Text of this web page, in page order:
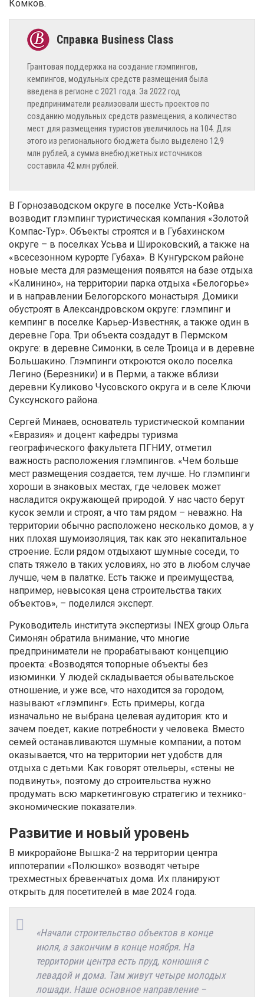
Комков.
Грантовая поддержка на создание глэмпингов,
кемпингов, модульных средств размещения была
введена в регионе с 2021 года. За 2022 год
предприниматели реализовали шесть проектов по
созданию модульных средств размещения, а количество
мест для размещения туристов увеличилось на 104. Для
этого из регионального бюджета было выделено 12,9
млн рублей, а сумма внебюджетных источников
составила 42 млн рублей.
В Горнозаводском округе в поселке Усть-Койва
возводит глэмпинг туристическая компания «Золотой
Компас-Тур». Объекты строятся и в Губахинском
округе – в поселках Усьва и Широковский, а также на
«всесезонном курорте Губаха». В Кунгурском районе
новые места для размещения появятся на базе отдыха
«Калинино», на территории парка отдыха «Белогорье»
и в направлении Белогорского монастыря. Домики
обустроят в Александровском округе: глэмпинг и
кемпинг в поселке Карьер-Известняк, а также один в
деревне Гора. Три объекта создадут в Пермском
округе: в деревне Симонки, в селе Троица и в деревне
Большакино. Глэмпинги откроются около поселка
Легино (Березники) и в Перми, а также вблизи
деревни Куликово Чусовского округа и в селе Ключи
Суксунского района.
Сергей Минаев, основатель туристической компании
«Евразия» и доцент кафедры туризма
географического факультета ПГНИУ, отметил
важность расположения глэмпингов. «Чем больше
мест размещения создается, тем лучше. Но глэмпинги
хороши в знаковых местах, где человек может
насладится окружающей природой. У нас часто берут
кусок земли и строят, а что там рядом – неважно. На
территории обычно расположено несколько домов, а у
них плохая шумоизоляция, так как это некапитальное
строение. Если рядом отдыхают шумные соседи, то
спать тяжело в таких условиях, но это в любом случае
лучше, чем в палатке. Есть также и преимущества,
например, невысокая цена строительства таких
объектов», – поделился эксперт.
Руководитель института экспертизы INEX group Ольга
Симонян обратила внимание, что многие
предприниматели не прорабатывают концепцию
проекта: «Возводятся топорные объекты без
изюминки. У людей складывается обывательское
отношение, и уже все, что находится за городом,
называют «глэмпинг». Есть примеры, когда
изначально не выбрана целевая аудитория: кто и
зачем поедет, какие потребности у человека. Вместо
семей останавливаются шумные компании, а потом
оказывается, что на территории нет удобств для
отдыха с детьми. Как говорят отельеры, «стены не
подвинуть», поэтому до строительства нужно
продумать всю маркетинговую стратегию и технико-
экономические показатели».
Развитие и новый уровень
В микрорайоне Вышка-2 на территории центра
иппотерапии «Полюшко» возводят четыре
трехместных бревенчатых дома. Их планируют
открыть для посетителей в мае 2024 года.
«Начали строительство объектов в конце
июля, а закончим в конце ноября. На
территории центра есть пруд, конюшня с
левадой и дома. Там живут четыре молодых
лошади. Наше основное направление –